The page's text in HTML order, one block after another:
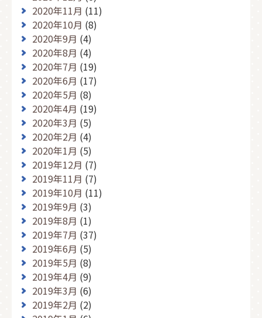
2020年11月 (11)
2020年10月 (8)
2020年9月 (4)
2020年8月 (4)
2020年7月 (19)
2020年6月 (17)
2020年5月 (8)
2020年4月 (19)
2020年3月 (5)
2020年2月 (4)
2020年1月 (5)
2019年12月 (7)
2019年11月 (7)
2019年10月 (11)
2019年9月 (3)
2019年8月 (1)
2019年7月 (37)
2019年6月 (5)
2019年5月 (8)
2019年4月 (9)
2019年3月 (6)
2019年2月 (2)